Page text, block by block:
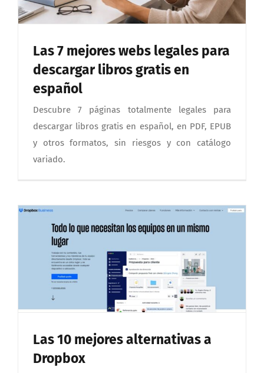
Las 7 mejores webs legales para
descargar libros gratis en
español
Descubre 7 páginas totalmente legales para
descargar libros gratis en español, en PDF, EPUB
y otros formatos, sin riesgos y con catálogo
variado.
Las 10 mejores alternativas a
Dropbox